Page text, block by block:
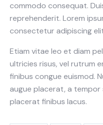
commodo consequat.
reprehenderit. Lorem
consectetur adipiscing
Etiam vitae leo et diam
ultricies risus, vel rutrum
finibus congue euismod.
augue placerat, a
placerat finibus lacus.